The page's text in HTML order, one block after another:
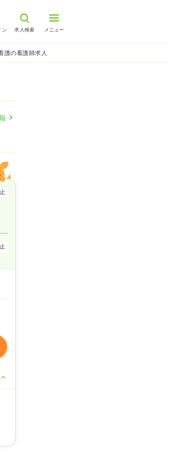
ン 求人検索 メニュー
護の看護師求人